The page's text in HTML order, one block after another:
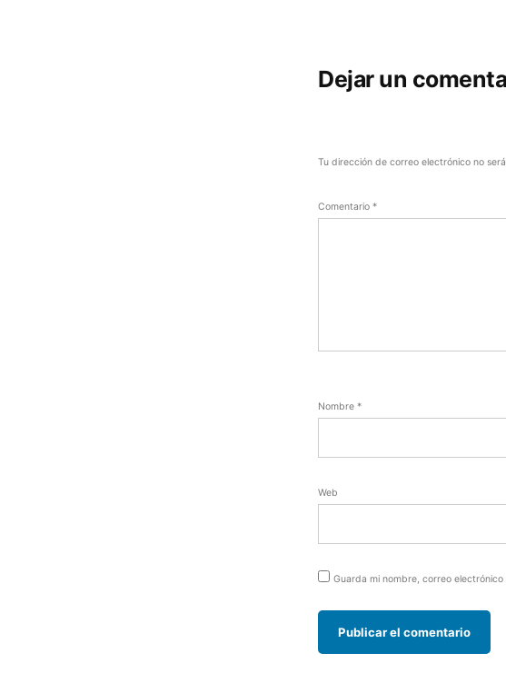
Dejar un
Tu dirección de correo electrónico no
Comentario *
Nombre *
Web
Guarda mi nombre, correo